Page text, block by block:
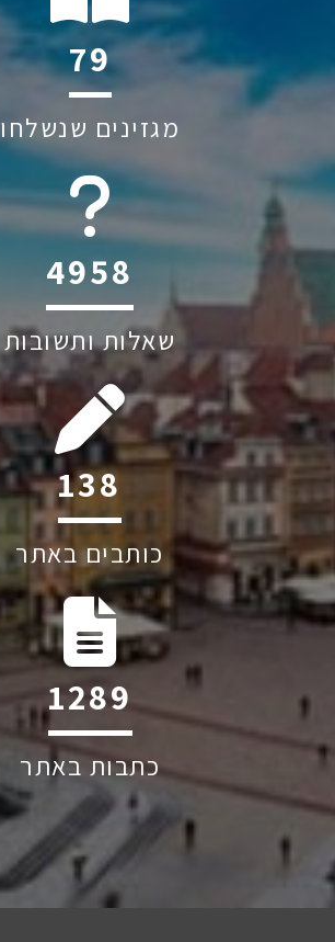
114
מגזינים שנשלחו
6045
שאלות ותשובות
199
כותבים באתר
1852
כתבות באתר